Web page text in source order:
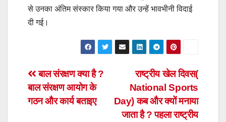
से उनका अंतिम संस्कार किया गया और उन्हें भावभीनी विदाई
दी गई।
Post
navigation
राष्ट्रीय खेल दिवस(
National Sports
Day) कब और क्यों मनाया
जाता है ? पहला राष्ट्रीय
बाल संरक्षण क्या है ?
बाल संरक्षण आयोग के
गठन और कार्य बताइए